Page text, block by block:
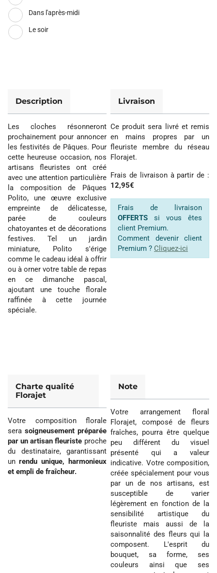
Dans l'après-midi
Le soir
Description
Les cloches résonneront
prochainement pour annoncer
les festivités de Pâques. Pour
cette heureuse occasion, nos
artisans fleuristes ont créé
avec une attention particulière
la composition de Pâques
Polito, une œuvre exclusive
empreinte de délicatesse,
parée de couleurs
chatoyantes et de décorations
festives. Tel un jardin
miniature, Polito s'érige
comme le cadeau idéal à offrir
ou à orner votre table de repas
en ce dimanche pascal,
ajoutant une touche florale
raffinée à cette journée
spéciale.
Livraison
Ce produit sera livré et remis
en mains propres par un
fleuriste membre du réseau
Florajet.
Frais de livraison à partir de :
12,95€
Frais de livraison
OFFERTS si vous êtes
client Premium.
Comment devenir client
Premium ? Cliquez-ici
Charte qualité
Florajet
Votre composition florale
sera soigneusement préparée
par un artisan fleuriste proche
du destinataire, garantissant
un rendu unique, harmonieux
et empli de fraîcheur.
Note
Votre arrangement floral
Florajet, composé de fleurs
fraîches, pourra être quelque
peu différent du visuel
présenté qui a valeur
indicative. Votre composition,
créée spécialement pour vous
par un de nos artisans, est
susceptible de varier
légèrement en fonction de la
sensibilité artistique du
fleuriste mais aussi de la
saisonnalité des fleurs qui la
composent. L'esprit du
bouquet, sa forme, ses
couleurs ainsi que ses